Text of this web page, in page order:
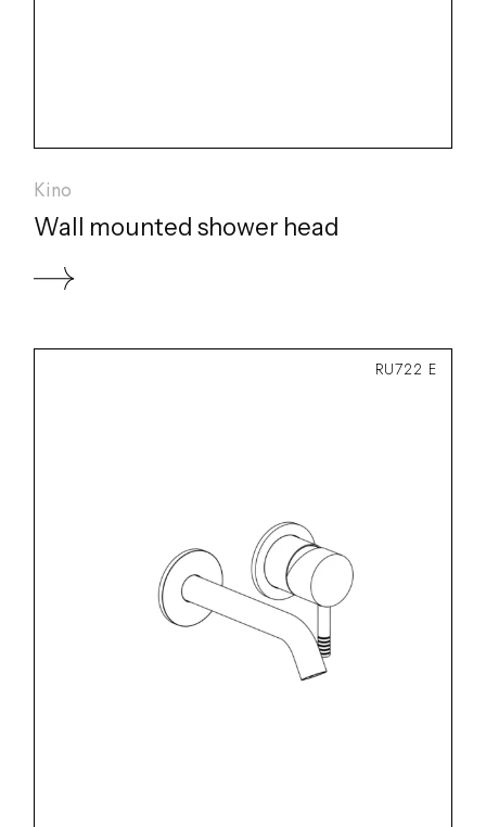
Kino
Wall mounted shower head
RU722 E